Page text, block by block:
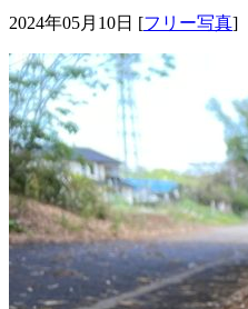
2024年05月10日 [フリー写真]